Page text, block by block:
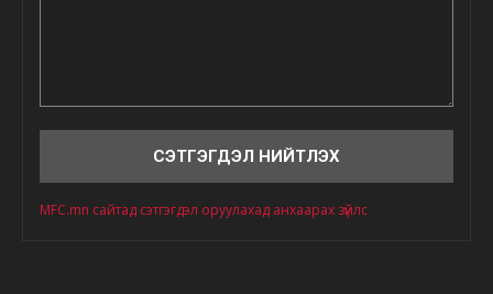
MFC.mn сайтад сэтгэгдэл оруулахад анхаарах зүйлс